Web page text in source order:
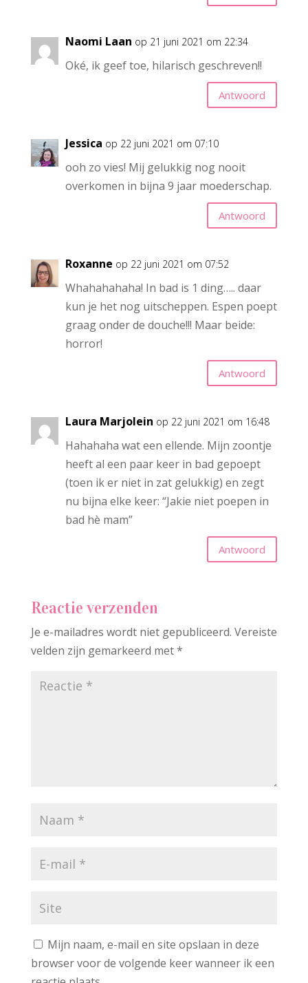
Naomi Laan op 21 juni 2021 om 22:34
Oké, ik geef toe, hilarisch geschreven!!
Antwoord
Jessica op 22 juni 2021 om 07:10
ooh zo vies! Mij gelukkig nog nooit
overkomen in bijna 9 jaar moederschap.
Antwoord
Roxanne op 22 juni 2021 om 07:52
Whahahahaha! In bad is 1 ding….. daar
kun je het nog uitscheppen. Espen poept
graag onder de douche!!! Maar beide:
horror!
Antwoord
Laura Marjolein op 22 juni 2021 om 16:48
Hahahaha wat een ellende. Mijn zoontje
heeft al een paar keer in bad gepoept
(toen ik er niet in zat gelukkig) en zegt
nu bijna elke keer: “Jakie niet poepen in
bad hè mam”
Antwoord
Reactie verzenden
Je e-mailadres wordt niet gepubliceerd. Vereiste
velden zijn gemarkeerd met*
Mijn naam, e-mail en site opslaan in deze
browser voor de volgende keer wanneer ik een